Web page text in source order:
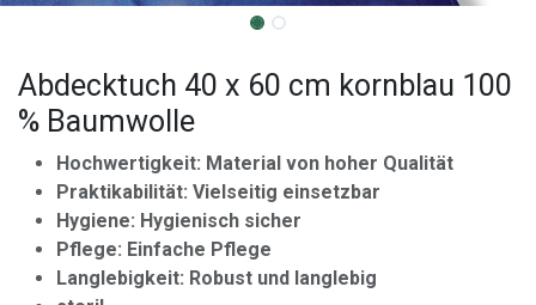
Abdecktuch 40 x 60 cm kornblau 100
% Baumwolle
Hochwertigkeit: Material von hoher Qualität
Praktikabilität: Vielseitig einsetzbar
Hygiene: Hygienisch sicher
Pflege: Einfache Pflege
Langlebigkeit: Robust und langlebig